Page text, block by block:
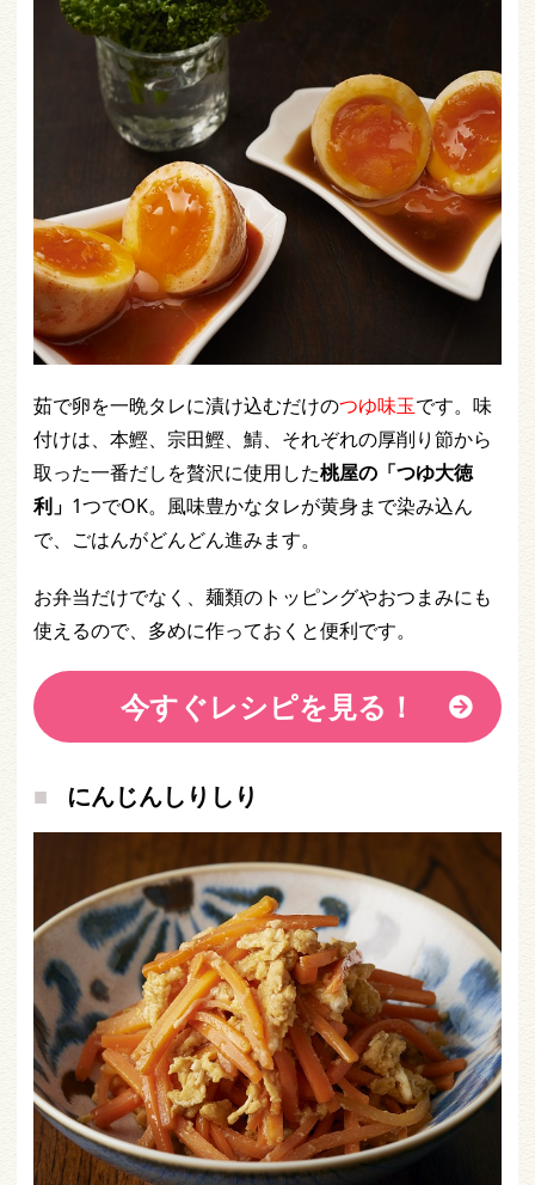
茹で卵を一晩タレに漬け込むだけのつゆ味玉です。味
付けは、本鰹、宗田鰹、鯖、それぞれの厚削り節から
取った一番だしを贅沢に使用した桃屋の「つゆ大徳
利」 1つでOK。風味豊かなタレが黄身まで染み込ん
で、ごはんがどんどん進みます。
お弁当だけでなく、麺類のトッピングやおつまみにも
使えるので、多めに作っておくと便利です。
今すぐレシピを見る！
にんじんしりしり